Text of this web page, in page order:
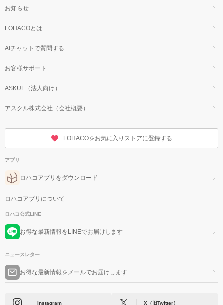
お知らせ
LOHACOとは
AIチャットで質問する
お客様サポート
ASKUL（法人向け）
アスクル株式会社（会社概要）
LOHACOをお気に入りストアに登録する
アプリ
ロハコアプリをダウンロード
ロハコアプリについて
ロハコ公式LINE
お得な最新情報をLINEでお届けします
ニュースレター
お得な最新情報をメールでお届けします
Instagram X（旧Twitter）